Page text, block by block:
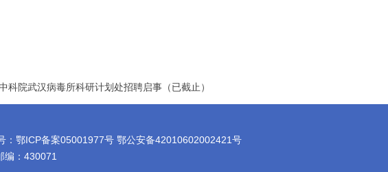
科院武汉病毒所科研计划处招聘启事（已截止）
：鄂ICP备案05001977号 鄂公安备42010602002421号
编：430071